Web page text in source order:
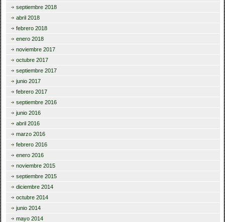
septiembre 2018
abril 2018
febrero 2018
enero 2018
noviembre 2017
octubre 2017
septiembre 2017
junio 2017
febrero 2017
septiembre 2016
junio 2016
abril 2016
marzo 2016
febrero 2016
enero 2016
noviembre 2015
septiembre 2015
diciembre 2014
octubre 2014
junio 2014
mayo 2014